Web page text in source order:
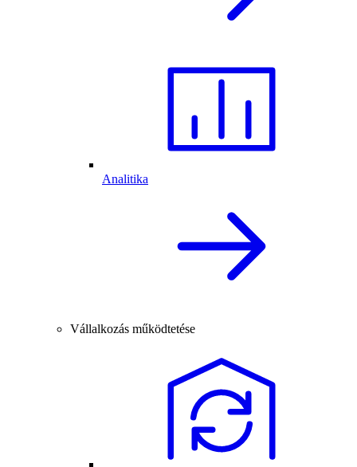
Analitika
Vállalkozás működtetése